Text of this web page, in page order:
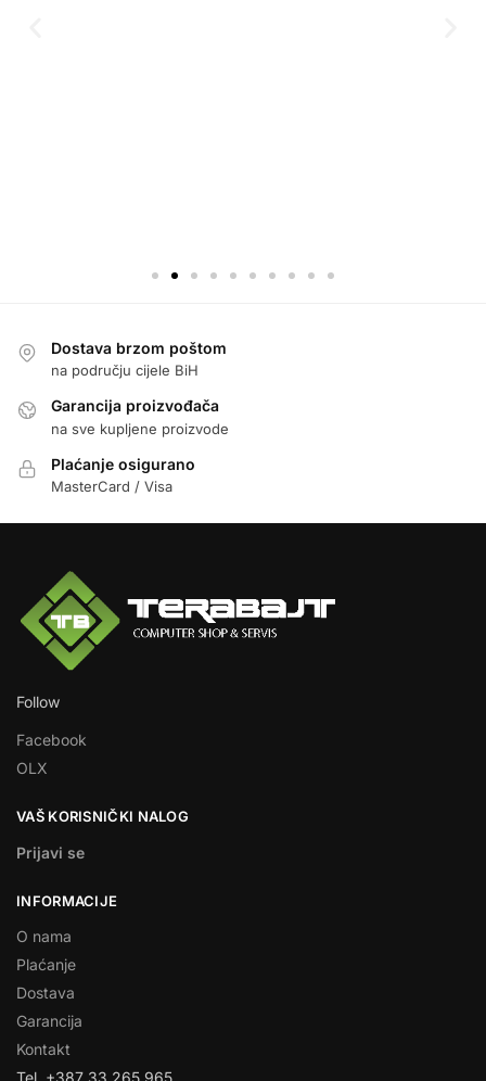
Dostava brzom poštom
na području cijele BiH
Garancija proizvođača
na sve kupljene proizvode
Plaćanje osigurano
MasterCard / Visa
Follow
Facebook
OLX
VAŠ KORISNIČKI NALOG
Prijavi se
INFORMACIJE
O nama
Plaćanje
Dostava
Garancija
Kontakt